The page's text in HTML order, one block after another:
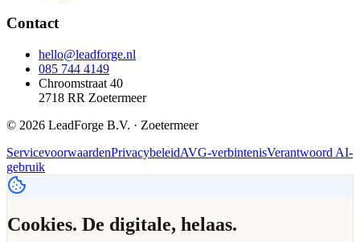
Contact
hello@leadforge.nl
085 744 4149
Chroomstraat 40
2718 RR Zoetermeer
© 2026 LeadForge B.V. · Zoetermeer
ServicevoorwaardenPrivacybeleidAVG-verbintenisVerantwoord AI-
gebruik
Cookies. De digitale, helaas.